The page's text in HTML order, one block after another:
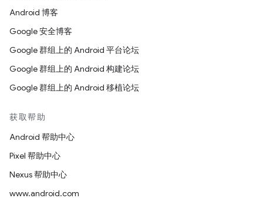
Android 博客
Google 安全博客
Google 群组上的 Android 平台论坛
Google 群组上的 Android 构建论坛
Google 群组上的 Android 移植论坛
获取帮助
Android 帮助中心
Pixel 帮助中心
Nexus 帮助中心
www.android.com